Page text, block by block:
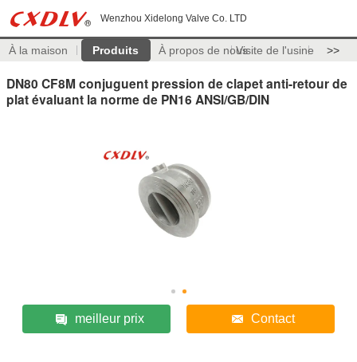
Wenzhou Xidelong Valve Co. LTD
À la maison Produits À propos de nousVisite de l'usine >>
DN80 CF8M conjuguent pression de clapet anti-retour de
plat évaluant la norme de PN16 ANSI/GB/DIN
meilleur prix Contact